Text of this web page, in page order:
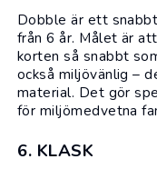
Dobble är ett
från 6 år. Målet är
korten så snabbt
också miljövänlig –
material. Det gör
för miljömedvetna
6. KLASK